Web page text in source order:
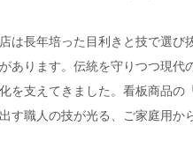
は長年培った目利きと技で選び
あります。伝統を守りつつ現代
を支えてきました。看板商品の
す職人の技が光る、ご家庭用か